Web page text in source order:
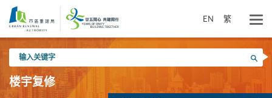
内
EN 繁
入
关
键
搜寻
楼宇复修